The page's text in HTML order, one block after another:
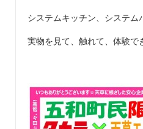
システムキッチン、システム
実物を見て、触れて、体験で